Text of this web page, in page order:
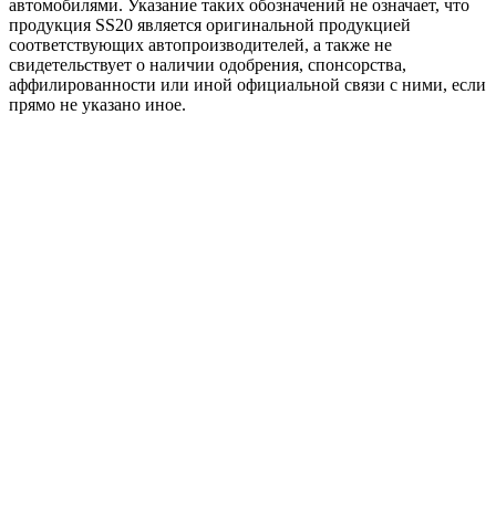
автомобилями. Указание таких обозначений не означает, что
продукция SS20 является оригинальной продукцией
соответствующих автопроизводителей, а также не
свидетельствует о наличии одобрения, спонсорства,
аффилированности или иной официальной связи с ними, если
прямо не указано иное.